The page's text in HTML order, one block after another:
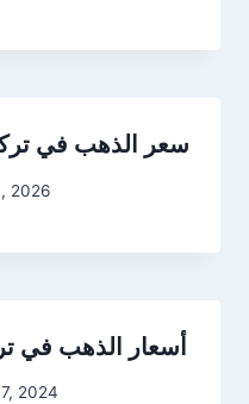
سعر الذهب في تركيا اليوم
2026
أسعار الذهب في
2024